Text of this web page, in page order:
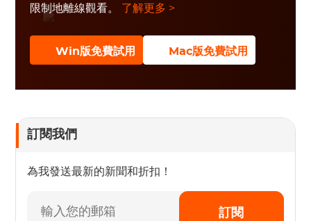
限制地離線觀看。 了解更多 >
Win版免費試用 Mac版免費試用
訂閱我們
為我發送最新的新聞和折扣！
訂閱